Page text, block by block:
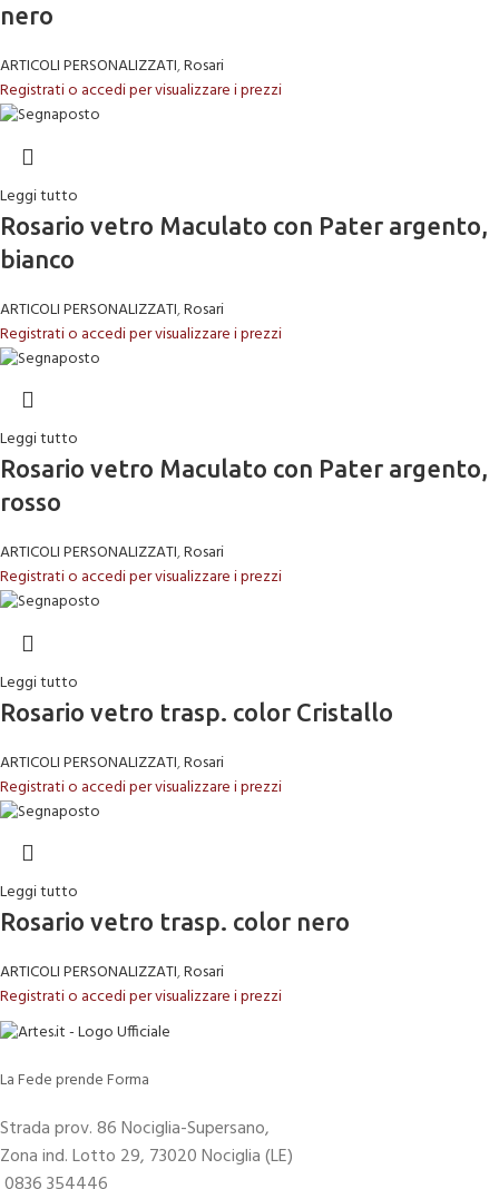
nero
ARTICOLI PERSONALIZZATI,Rosari
Registrati o accedi per visualizzare i prezzi
Leggi tutto
Rosario vetro Maculato con Pater argento,
bianco
ARTICOLI PERSONALIZZATI,Rosari
Registrati o accedi per visualizzare i prezzi
Leggi tutto
Rosario vetro Maculato con Pater argento,
rosso
ARTICOLI PERSONALIZZATI,Rosari
Registrati o accedi per visualizzare i prezzi
Leggi tutto
Rosario vetro trasp. color Cristallo
ARTICOLI PERSONALIZZATI,Rosari
Registrati o accedi per visualizzare i prezzi
Leggi tutto
Rosario vetro trasp. color nero
ARTICOLI PERSONALIZZATI,Rosari
Registrati o accedi per visualizzare i prezzi
La Fede prende Forma
Strada prov. 86 Nociglia-Supersano,
Zona ind. Lotto 29, 73020 Nociglia (LE)